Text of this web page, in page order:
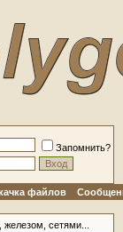
Запомнить?
файлов
сетями...